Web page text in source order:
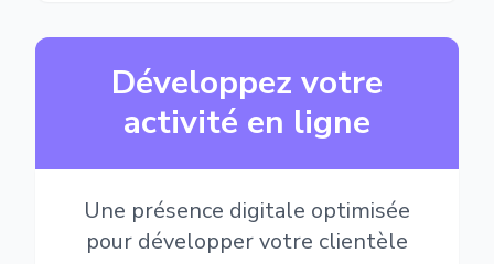
Développez votre
activité en ligne
Une présence digitale optimisée
pour développer votre clientèle